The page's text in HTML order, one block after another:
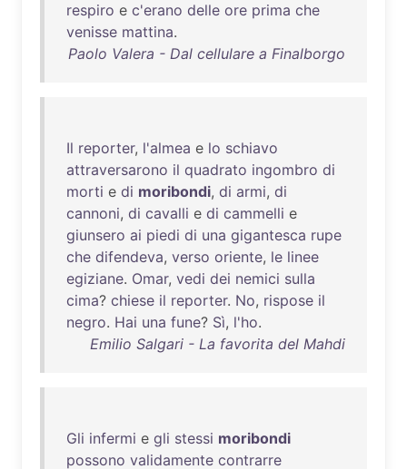
respiro e c'erano delle ore prima che
venisse mattina.
Paolo Valera - Dal cellulare a Finalborgo
Il reporter, l'almea e lo schiavo
attraversarono il quadrato ingombro di
morti e di moribondi, di armi, di
cannoni, di cavalli e di cammelli e
giunsero ai piedi di una gigantesca rupe
che difendeva, verso oriente, le linee
egiziane. Omar, vedi dei nemici sulla
cima? chiese il reporter. No, rispose il
negro. Hai una fune? Sì, l'ho.
Emilio Salgari - La favorita del Mahdi
Gli infermi e gli stessi moribondi
possono validamente contrarre